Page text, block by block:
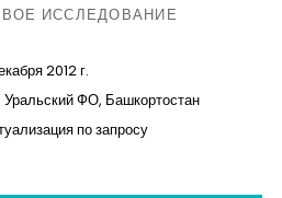
ИССЛЕДОВАНИЕ
2012 г.
Уральский ФО, Башкортостан
по запросу